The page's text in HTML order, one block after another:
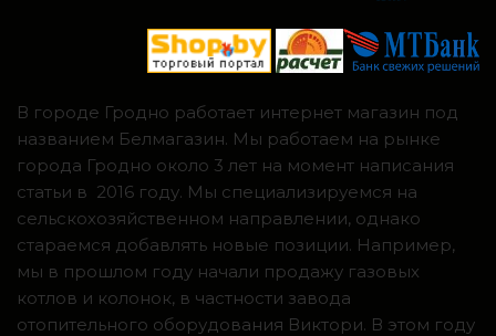
В городе Гродно работает интернет магазин под
названием Белмагазин. Мы работаем на рынке
города Гродно около 3 лет на момент написания
статьи в 2016 году. Мы специализируемся на
сельскохозяйственном направлении, однако
стараемся добавлять новые позиции. Например,
мы в прошлом году начали продажу газовых
котлов и колонок, в частности завода
отопительного оборудования Виктори. В этом году